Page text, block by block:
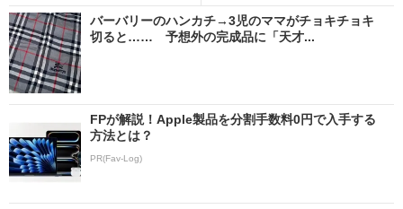
バーバリーのハンカチ→3児のママがチョキチョキ
切ると…… 予想外の完成品に「天才...
FPが解説！Apple製品を分割手数料0円で入手する
方法とは？
PR(Fav-Log)